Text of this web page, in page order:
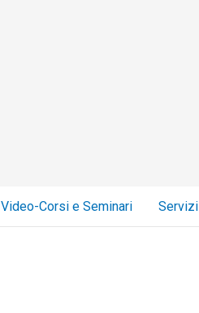
Video-Corsi e Seminari Servizi